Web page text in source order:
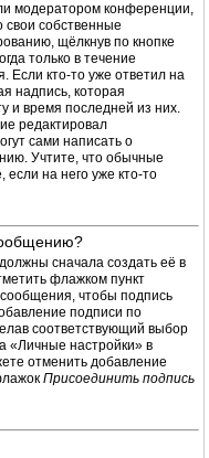
модератором конференции,
свои собственные
щёлкнув по кнопке
только в течение
Если кто-то уже ответил на
надпись, которая
и время последней из них.
редактировал
сами написать о
Учтите, что обычные
если на него уже кто-то
сначала создать её в
флажком пункт
чтобы подпись
подписи по
соответствующий выбор
«Личные настройки» в
отменить добавление
Присоединить подпись